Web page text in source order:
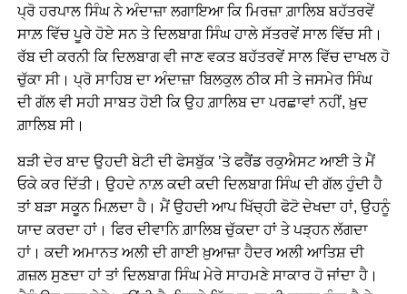
ਪ੍ਰੋ ਹਰਪਾਲ ਸਿੰਘ ਨੇ ਅੰਦਾਜ਼ਾ ਲਗਾਇਆ ਕਿ ਮਿਰਜ਼ਾ ਗ਼ਾਲਿਬ ਬਹੱਤਰਵੇਂ
ਸਾਲ਼ ਵਿੱਚ ਪੂਰੇ ਹੋਏ ਸਨ ਤੇ ਦਿਲਬਾਗ ਸਿੰਘ ਹਾਲੇ ਸੱਤਰਵੇਂ ਸਾਲ ਵਿੱਚ ਸੀ।
ਰੱਬ ਦੀ ਕਰਨੀ ਕਿ ਦਿਲਬਾਗ ਵੀ ਜਾਣ ਵਕਤ ਬਹੱਤਰਵੇਂ ਸਾਲ ਵਿੱਚ ਦਾਖਲ ਹੋ
ਚੁੱਕਾ ਸੀ। ਪ੍ਰੋ ਸਾਹਿਬ ਦਾ ਅੰਦਾਜ਼ਾ ਬਿਲਕੁਲ ਠੀਕ ਸੀ ਤੇ ਜਸਮੇਰ ਸਿੰਘ
ਦੀ ਗੱਲ ਵੀ ਸਹੀ ਸਾਬਤ ਹੋਈ ਕਿ ਉਹ ਗ਼ਾਲਿਬ ਦਾ ਪਰਛਾਵਾਂ ਨਹੀਂ, ਖ਼ੁਦ
ਗ਼ਾਲਿਬ ਸੀ।
ਬੜੀ ਦੇਰ ਬਾਦ ਉਹਦੀ ਬੇਟੀ ਦੀ ਫੇਸਬੁੱਕ ’ਤੇ ਫਰੈਂਡ ਰਕੁਐਸਟ ਆਈ ਤੇ ਮੈਂ
ਓਕੇ ਕਰ ਦਿੱਤੀ। ਉਹਦੇ ਨਾਲ਼ ਕਦੀ ਕਦੀ ਦਿਲਬਾਗ ਸਿੰਘ ਦੀ ਗੱਲ ਹੁੰਦੀ ਹੈ
ਤਾਂ ਬੜਾ ਸਕੂਨ ਮਿਲ਼ਦਾ ਹੈ। ਮੈਂ ਉਹਦੀ ਆਪ ਖਿੱਚ੍ਹੀ ਫੋਟੋ ਦੇਖਦਾ ਹਾਂ, ਉਹਨੂੰ
ਯਾਦ ਕਰਦਾ ਹਾਂ। ਫਿਰ ਦੀਵਾਨਿ ਗ਼ਾਲਿਬ ਚੁੱਕਦਾ ਹਾਂ ਤੇ ਪੜ੍ਹਨ ਲੱਗਦਾ
ਹਾਂ। ਕਦੀ ਅਮਾਨਤ ਅਲੀ ਦੀ ਗਾਈ ਖ਼ੁਆਜ਼ਾ ਹੈਦਰ ਅਲੀ ਆਤਿਸ਼ ਦੀ
ਗ਼ਜ਼ਲ ਸੁਣਦਾ ਹਾਂ ਤਾਂ ਦਿਲਬਾਗ ਸਿੰਘ ਮੇਰੇ ਸਾਹਮਣੇ ਸਾਕਾਰ ਹੋ ਜਾਂਦਾ ਹੈ।